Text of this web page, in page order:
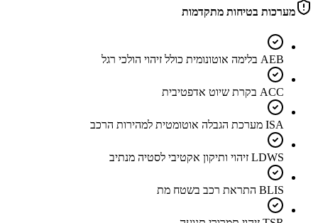
מערכות בטיחות מתקדמות
AEB בלימה אוטונומית כולל זיהוי הולכי רגל
ACC בקרת שיוט אדפטיבית
ISA מערכת הגבלה אוטומטית למהירות הרכב
LDWS זיהוי ותיקון אקטיבי לסטיה מנתיב
BLIS התראת רכב בשטח מת